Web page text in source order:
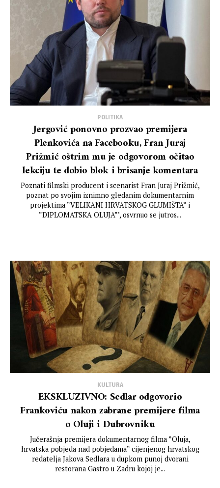
POLITIKA
Jergović ponovno prozvao premijera
Plenkovića na Facebooku, Fran Juraj
Prižmić oštrim mu je odgovorom očitao
lekciju te dobio blok i brisanje komentara
Poznati filmski producent i scenarist Fran Juraj Prižmić,
poznat po svojim iznimno gledanim dokumentarnim
projektima ”VELIKANI HRVATSKOG GLUMIŠTA” i
”DIPLOMATSKA OLUJA”’, osvrnuo se jutros...
KULTURA
EKSKLUZIVNO: Sedlar odgovorio
Frankoviću nakon zabrane premijere filma
o Oluji i Dubrovniku
Jučerašnja premijera dokumentarnog filma ”Oluja,
hrvatska pobjeda nad pobjedama” cijenjenog hrvatskog
redatelja Jakova Sedlara u dupkom punoj dvorani
restorana Gastro u Zadru kojoj je...